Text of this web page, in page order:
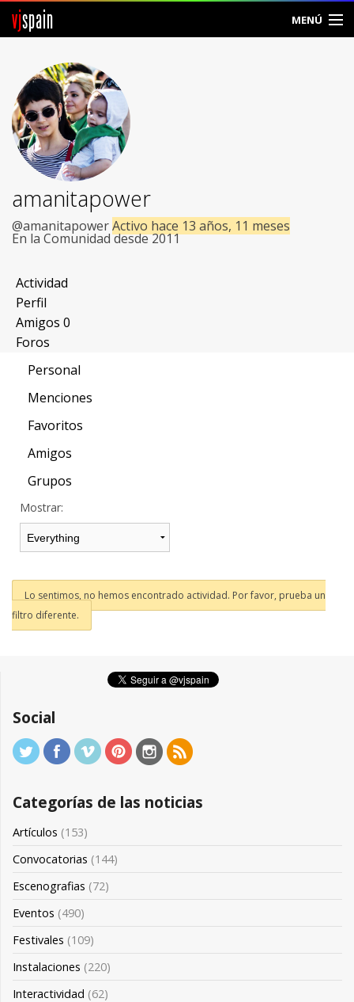
vjspain MENÚ
Foros
Noticias
Vjspain
Ayuda
Contacto
Entrar
Crear Cuenta
amanitapower
@amanitapowerActivo hace 13 años, 11 meses
En la Comunidad desde 2011
Actividad
Perfil
Amigos 0
Foros
Personal
Menciones
Favoritos
Amigos
Grupos
Mostrar:
Lo sentimos, no hemos encontrado actividad. Por favor, prueba un
filtro diferente.
Social
Categorías de las noticias
Artículos (153)
Convocatorias (144)
Escenografias (72)
Eventos (490)
Festivales (109)
Instalaciones (220)
Interactividad (62)